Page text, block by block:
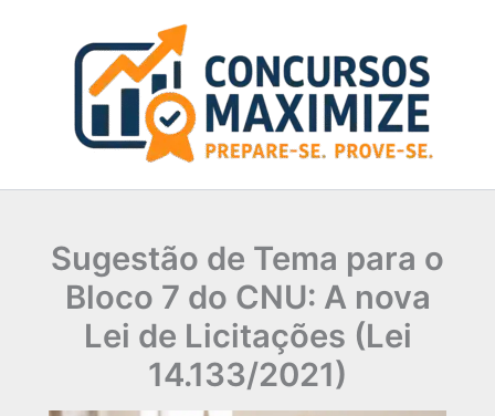
Sugestão de Tema para o
Bloco 7 do CNU: A nova
Lei de Licitações (Lei
14.133/2021)